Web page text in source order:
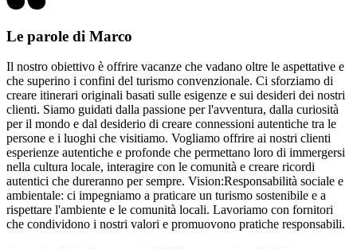
Le parole di Marco
Il nostro obiettivo è offrire vacanze che vadano oltre le aspettative e
che superino i confini del turismo convenzionale. Ci sforziamo di
creare itinerari originali basati sulle esigenze e sui desideri dei nostri
clienti. Siamo guidati dalla passione per l'avventura, dalla curiosità
per il mondo e dal desiderio di creare connessioni autentiche tra le
persone e i luoghi che visitiamo. Vogliamo offrire ai nostri clienti
esperienze autentiche e profonde che permettano loro di immergersi
nella cultura locale, interagire con le comunità e creare ricordi
autentici che dureranno per sempre. Vision:Responsabilità sociale e
ambientale: ci impegniamo a praticare un turismo sostenibile e a
rispettare l'ambiente e le comunità locali. Lavoriamo con fornitori
che condividono i nostri valori e promuovono pratiche responsabili.